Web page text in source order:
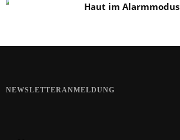
Haut im Alarmmodus
NEWSLETTERANMELDUNG